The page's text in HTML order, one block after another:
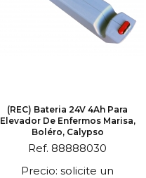
(REC) Bateria 24V 4Ah Para
Elevador De Enfermos Marisa,
Boléro, Calypso
Ref. 88888030
Precio: solicite un